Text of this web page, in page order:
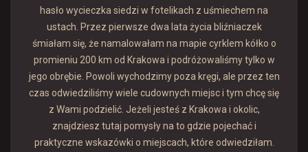
hasło wycieczka siedzi w fotelikach z uśmiechem na
ustach. Przez pierwsze dwa lata życia bliźniaczek
śmiałam się, że namalowałam na mapie cyrklem kółko o
promieniu 200 km od Krakowa i podróżowaliśmy tylko w
jego obrębie. Powoli wychodzimy poza kręgi, ale przez ten
czas odwiedziliśmy wiele cudownych miejsc i tym chcę się
z Wami podzielić. Jeżeli jesteś z Krakowa i okolic,
znajdziesz tutaj pomysły na to gdzie pojechać i
praktyczne wskazówki o miejscach, które odwiedziłam.